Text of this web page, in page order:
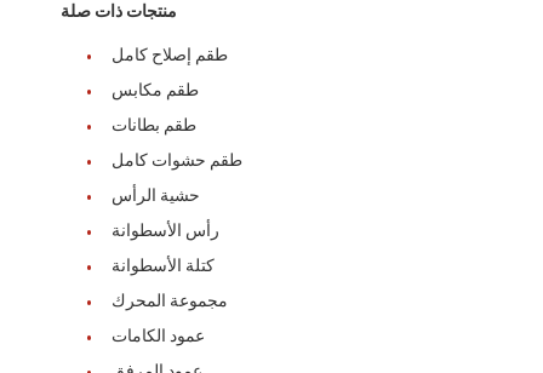
منتجات ذات صلة
طقم إصلاح كامل
طقم مكابس
طقم بطانات
طقم حشوات كامل
حشية الرأس
رأس الأسطوانة
كتلة الأسطوانة
مجموعة المحرك
عمود الكامات